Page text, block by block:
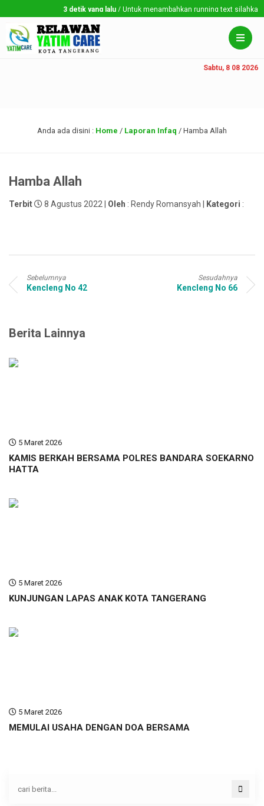
3 detik yang lalu / Untuk menambahkan running text silahkan ke
Sabtu, 8 08 2026
Anda ada disini : Home / Laporan Infaq / Hamba Allah
Hamba Allah
Terbit 8 Agustus 2022 | Oleh : Rendy Romansyah | Kategori :
Sebelumnya
Kencleng No 42
Sesudahnya
Kencleng No 66
Berita Lainnya
5 Maret 2026
KAMIS BERKAH BERSAMA POLRES BANDARA SOEKARNO
HATTA
5 Maret 2026
KUNJUNGAN LAPAS ANAK KOTA TANGERANG
5 Maret 2026
MEMULAI USAHA DENGAN DOA BERSAMA